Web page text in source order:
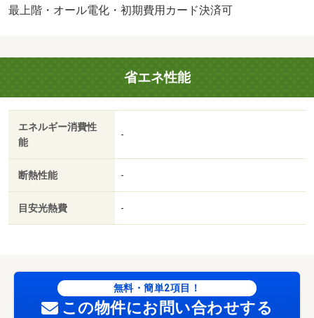
越し直後でも、快適に作業ができるエアコン付☆良和ハウ
最上階・オール電化・初期費用カード決済可
省エネ性能
エネルギー消費性
能
-
断熱性能 -
目安光熱費 -
無料・簡単2項目！
この物件にお問い合わせする